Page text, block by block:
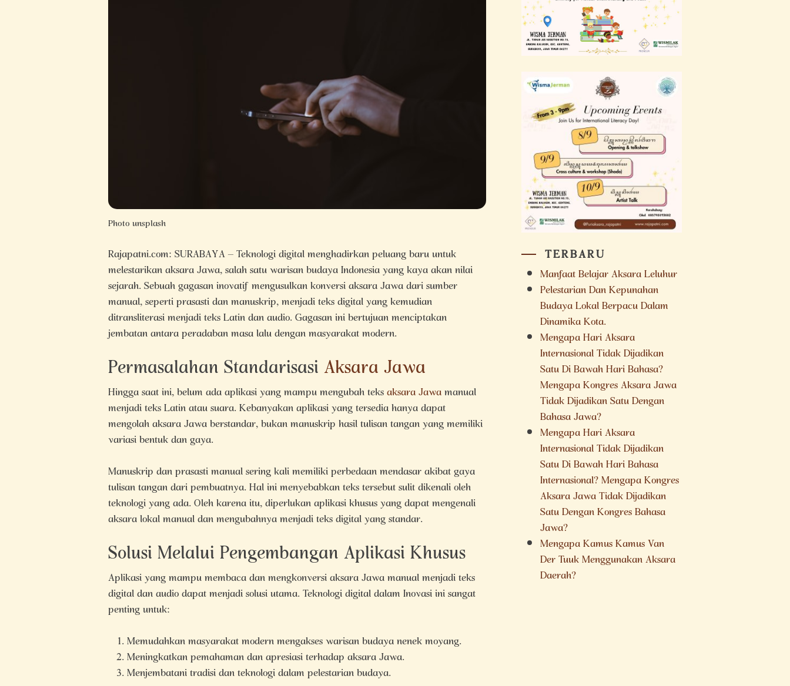
Photo unsplash
Rajapatni.com: SURABAYA – Teknologi digital menghadirkan peluang baru untuk
melestarikan aksara Jawa, salah satu warisan budaya Indonesia yang kaya akan nilai
sejarah. Sebuah gagasan inovatif mengusulkan konversi aksara Jawa dari sumber
manual, seperti prasasti dan manuskrip, menjadi teks digital yang kemudian
ditransliterasi menjadi teks Latin dan audio. Gagasan ini bertujuan menciptakan
jembatan antara peradaban masa lalu dengan masyarakat modern.
Permasalahan StandarisasiAksara Jawa
Hingga saat ini, belum ada aplikasi yang mampu mengubah teksaksara Jawamanual
menjadi teks Latin atau suara. Kebanyakan aplikasi yang tersedia hanya dapat
mengolah aksara Jawa berstandar, bukan manuskrip hasil tulisan tangan yang memiliki
variasi bentuk dan gaya.
Manuskrip dan prasasti manual sering kali memiliki perbedaan mendasar akibat gaya
tulisan tangan dari pembuatnya. Hal ini menyebabkan teks tersebut sulit dikenali oleh
teknologi yang ada. Oleh karena itu, diperlukan aplikasi khusus yang dapat mengenali
aksara lokal manual dan mengubahnya menjadi teks digital yang standar.
Solusi Melalui Pengembangan Aplikasi Khusus
Aplikasi yang mampu membaca dan mengkonversi aksara Jawa manual menjadi teks
digital dan audio dapat menjadi solusi utama. Teknologi digital dalam Inovasi ini sangat
penting untuk:
Memudahkan masyarakat modern mengakses warisan budaya nenek moyang.
Meningkatkan pemahaman dan apresiasi terhadap aksara Jawa.
Menjembatani tradisi dan teknologi dalam pelestarian budaya.
TERBARU
Manfaat Belajar Aksara Leluhur
Pelestarian Dan Kepunahan
Budaya Lokal Berpacu Dalam
Dinamika Kota.
Mengapa Hari Aksara
Internasional Tidak Dijadikan
Satu Di Bawah Hari Bahasa?
Mengapa Kongres Aksara Jawa
Tidak Dijadikan Satu Dengan
Bahasa Jawa?
Mengapa Hari Aksara
Internasional Tidak Dijadikan
Satu Di Bawah Hari Bahasa
Internasional? Mengapa Kongres
Aksara Jawa Tidak Dijadikan
Satu Dengan Kongres Bahasa
Jawa?
Mengapa Kamus Kamus Van
Der Tuuk Menggunakan Aksara
Daerah?